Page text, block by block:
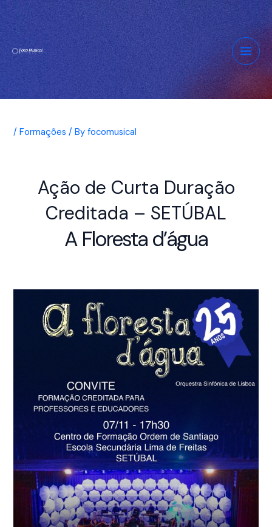
Skip
to
content
Main
/Formações / Byfocomusical
Ação de Curta Duração
Creditada – SETÚBAL
A Floresta d’água
Post
navigation